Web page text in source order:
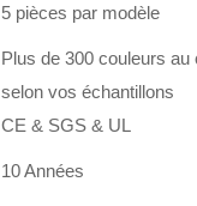
5 pièces par modèle
Plus de 300 couleurs
selon vos échantillons
CE & SGS & UL
10 Années